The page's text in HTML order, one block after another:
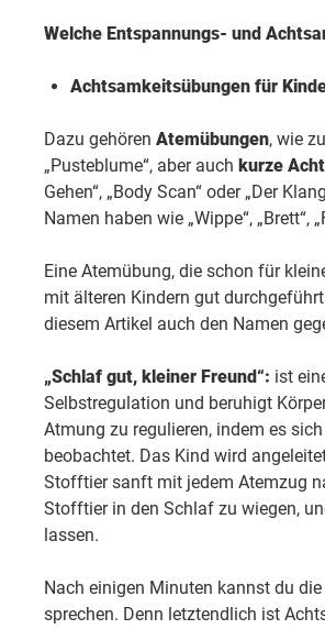
Welche Entspannungs- und
Achtsamkeitsübungen für
Dazu gehören Atemübungen, wie
„Pusteblume“, aber auch kurze
Gehen“, „Body Scan“ oder „Der
Namen haben wie „Wippe“, „Brett“,
Eine Atemübung, die schon für
mit älteren Kindern gut
diesem Artikel auch den Namen
„Schlaf gut, kleiner Freund“: ist
Selbstregulation und beruhigt
Atmung zu regulieren, indem es
beobachtet. Das Kind wird
Stofftier sanft mit jedem Atemzug
Stofftier in den Schlaf zu wiegen,
lassen.
Nach einigen Minuten kannst du
sprechen. Denn letztendlich ist